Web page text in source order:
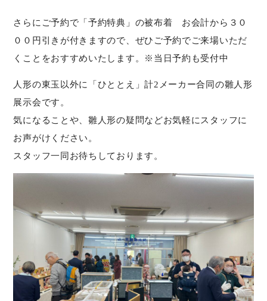
さらにご予約で「予約特典」の被布着 お会計から３０
００円引きが付きますので、ぜひご予約でご来場いただ
くことをおすすめいたします。※当日予約も受付中
人形の東玉以外に「ひととえ」計2メーカー合同の雛人形
展示会です。
気になることや、雛人形の疑問などお気軽にスタッフに
お声がけください。
スタッフ一同お待ちしております。